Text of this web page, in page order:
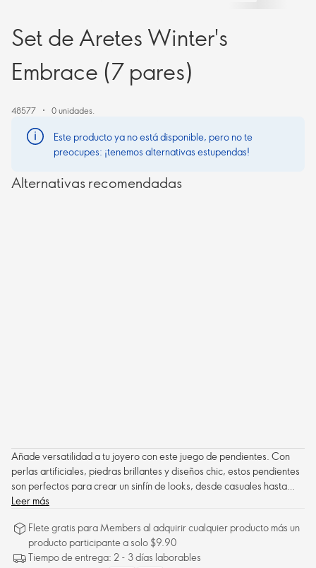
Set de Aretes Winter's
Embrace (7 pares)
48577 0 unidades.
Este producto ya no está disponible, pero no te
preocupes: ¡tenemos alternativas estupendas!
Alternativas recomendadas
Añade versatilidad a tu joyero con este juego de pendientes. Con
perlas artificiales, piedras brillantes y diseños chic, estos pendientes
son perfectos para crear un sinfín de looks, desde casuales hasta
elegantes.
Leer más
Flete gratis para Members al adquirir cualquier producto más un
producto participante a solo $9.90
Tiempo de entrega: 2 - 3 días laborables